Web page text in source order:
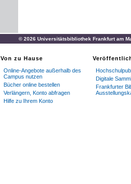
© 2026 Universitätsbibliothek Frankfurt am
Von zu Hause
Online-Angebote außerhalb des
Campus nutzen
Bücher online bestellen
Verlängern, Konto abfragen
Hilfe zu Ihrem Konto
Digitale
Frankfurter